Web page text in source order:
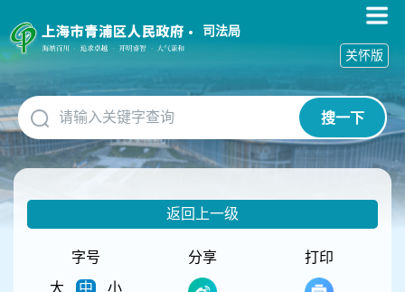
障
碍
作
说
明
跳
到
网
司法局
搜一下
关怀版
返回上一级
字号
大
中 小
分享 打印